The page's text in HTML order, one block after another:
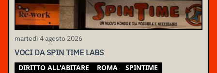
martedì 4 agosto 2026
VOCI DA SPIN TIME LABS
DIRITTO ALL'ABITARE ROMA SPINTIME